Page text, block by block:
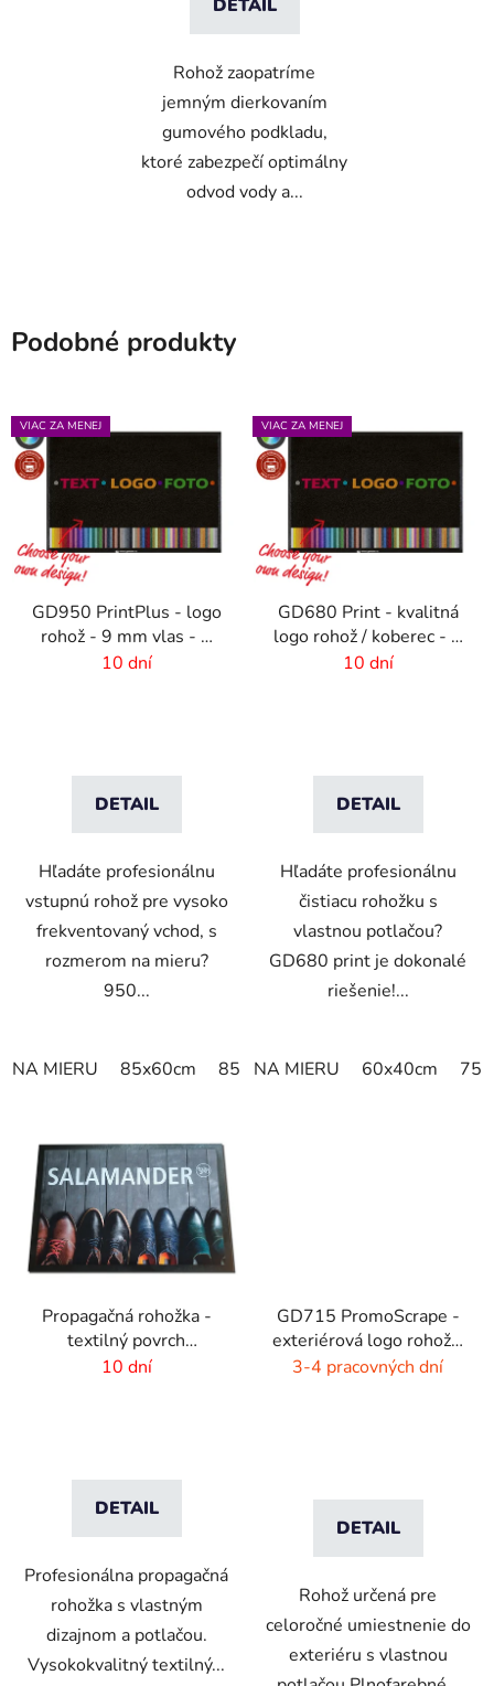
DETAIL
Rohož zaopatríme
jemným dierkovaním
gumového podkladu,
ktoré zabezpečí optimálny
odvod vody a...
Podobné produkty
VIAC ZA MENEJ
GD950 PrintPlus - logo
rohož - 9 mm vlas - 2
cm gumový okraj
10 dní
DETAIL
Hľadáte profesionálnu
vstupnú rohož pre vysoko
frekventovaný vchod, s
rozmerom na mieru?
950...
NA MIERU 85x60cm 85x75cm 120x85cm
VIAC ZA MENEJ
GD680 Print - kvalitná
logo rohož / koberec - 8
mm vlas
10 dní
DETAIL
Hľadáte profesionálnu
čistiacu rohožku s
vlastnou potlačou?
GD680 print je dokonalé
riešenie!...
NA MIERU 60x40cm
Propagačná rohožka -
textilný povrch
-115x180 cm
10 dní
DETAIL
Profesionálna propagačná
rohožka s vlastným
dizajnom a potlačou.
Vysokokvalitný textilný...
GD715 PromoScrape -
exteriérová logo rohož -
7 mm vlas
3-4 pracovných dní
DETAIL
Rohož určená pre
celoročné umiestnenie do
exteriéru s vlastnou